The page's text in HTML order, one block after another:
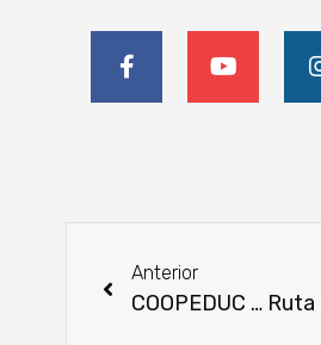
Anterior
COOPEDUC recibe certificado de Calidad en Balance Social Cooperativo